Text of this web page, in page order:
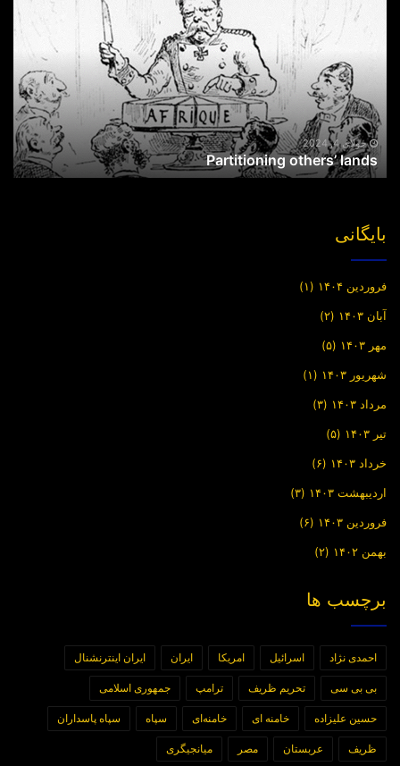
others’
جولای 4, 2024
Partitioning others’ lands
بایگانی
فروردین ۱۴۰۴ (۱)
آبان ۱۴۰۳ (۲)
مهر ۱۴۰۳ (۵)
شهریور ۱۴۰۳ (۱)
مرداد ۱۴۰۳ (۳)
تیر ۱۴۰۳ (۵)
خرداد ۱۴۰۳ (۶)
اردیبهشت ۱۴۰۳ (۳)
فروردین ۱۴۰۳ (۶)
بهمن ۱۴۰۲ (۲)
برچسب ها
احمدی نژاد اسرائیل امریکا ایران ایران اینترنشنال
بی بی سی تحریم ظریف ترامپ جمهوری اسلامی
حسین علیزاده خامنه ای خامنه‌ای سپاه سپاه پاسداران
ظریف عربستان مصر میانجیگری